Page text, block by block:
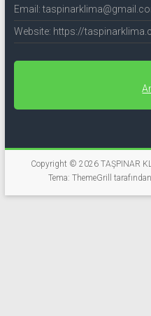
Email:
Website: https://
Copyright © 2026TAŞPINAR
Tema: ThemeGrill tarafından